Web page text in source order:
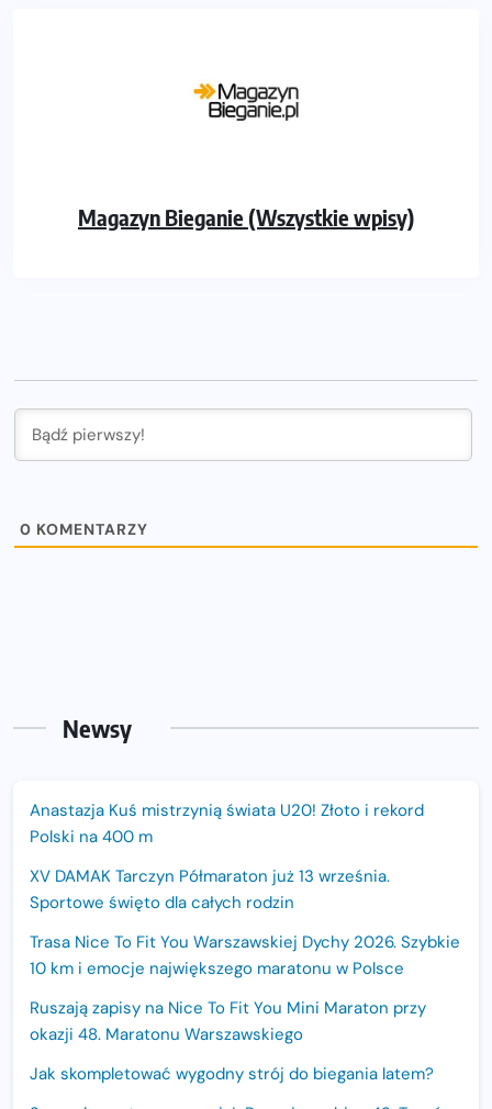
Magazyn Bieganie (Wszystkie wpisy)
0 KOMENTARZY
Newsy
Anastazja Kuś mistrzynią świata U20! Złoto i rekord
Polski na 400 m
XV DAMAK Tarczyn Półmaraton już 13 września.
Sportowe święto dla całych rodzin
Trasa Nice To Fit You Warszawskiej Dychy 2026. Szybkie
10 km i emocje największego maratonu w Polsce
Ruszają zapisy na Nice To Fit You Mini Maraton przy
okazji 48. Maratonu Warszawskiego
Jak skompletować wygodny strój do biegania latem?